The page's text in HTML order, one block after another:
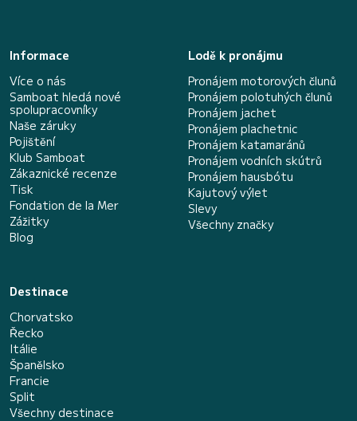
Informace
Více o nás
Samboat hledá nové
spolupracovníky
Naše záruky
Pojištění
Klub Samboat
Zákaznické recenze
Tisk
Fondation de la Mer
Zážitky
Blog
Lodě k pronájmu
Pronájem motorových člunů
Pronájem polotuhých člunů
Pronájem jachet
Pronájem plachetnic
Pronájem katamaránů
Pronájem vodních skútrů
Pronájem hausbótu
Kajutový výlet
Slevy
Všechny značky
Destinace
Chorvatsko
Řecko
Itálie
Španělsko
Francie
Split
Všechny destinace